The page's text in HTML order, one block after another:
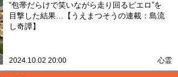
“包帯だらけで笑いながら走り回るピエロ”を
目撃した結果…【うえまつそうの連載：島流
し奇譚】
2024.10.02 20:00 心霊